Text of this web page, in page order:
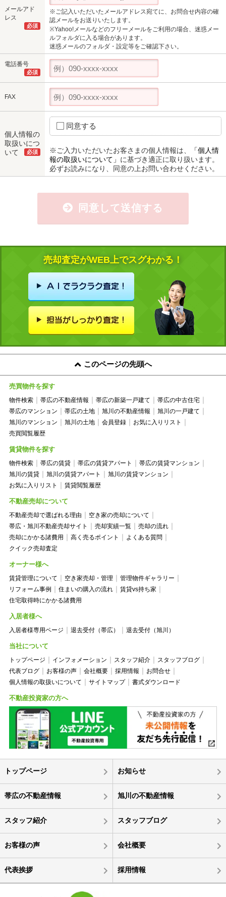
メールアド
レス
必須
※ご記入いただいたメールアドレス宛てに、お問合せ内容の確
認メールをお送りいたします。
※Yahoo!メールなどのフリーメールをご利用の場合、迷惑メー
ルフォルダに入る場合があります。
迷惑メールのフォルダ・設定等をご確認下さい。
電話番号
必須
FAX
個人情報の
取扱いにつ
いて
必須
同意する
※ご入力いただいたお客さまの個人情報は、
「個人情
報の取扱いについて」 に基づき適正に取り扱います。
必ずお読みになり、同意の上お問い合わせください。
同意して送信する
売却査定がWEB上でスグわかる！
このページの先頭へ
売買物件を探す
物件検索 帯広の不動産情報 帯広の新築一戸建て
帯広の中古住宅
帯広のマンション
帯広の土地 旭川の不動産情報
旭川の一戸建て
旭川のマンション
旭川の土地 会員登録
お気に入りリスト
売買閲覧履歴
賃貸物件を探す
物件検索 帯広の賃貸 帯広の賃貸アパート
帯広の賃貸マンション
旭川の賃貸
旭川の賃貸アパート
旭川の賃貸マンション
お気に入りリスト
賃貸閲覧履歴
不動産売却について
不動産売却で選ばれる理由
空き家の売却について
帯広・旭川不動産売却サイト
売却実績一覧
売却の流れ
売却にかかる諸費用
高く売るポイント
よくある質問
クイック売却査定
オーナー様へ
賃貸管理について 空き家売却・管理
管理物件ギャラリー
リフォーム事例
住まいの購入の流れ
賃貸vs持ち家
住宅取得時にかかる諸費用
入居者様へ
入居者様専用ページ 退去受付（帯広） 退去受付（旭川）
当社について
トップページ インフォメーション スタッフ紹介
スタッフブログ
代表ブログ
お客様の声 会社概要 採用情報
お問合せ
個人情報の取扱いについて
サイトマップ 書式ダウンロード
不動産投資家の方へ
トップページ お知らせ
帯広の不動産情報 旭川の不動産情報
スタッフ紹介 スタッフブログ
お客様の声 会社概要
代表挨拶 採用情報